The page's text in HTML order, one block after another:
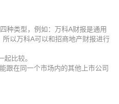
种类型，例如：万科A财报是通用
以万科A可以和招商地产财报进行
比较。
跟在同一个市场内的其他上市公司